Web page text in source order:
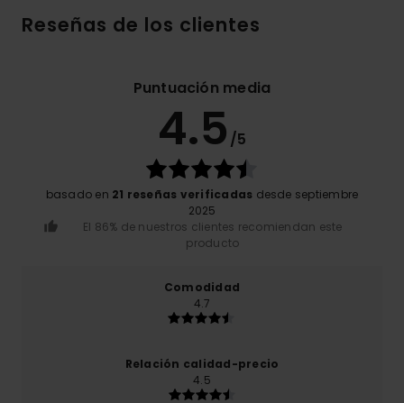
Reseñas de los clientes
Puntuación media
4.5 /5
basado en 21 reseñas verificadas desde septiembre
2025
El 86% de nuestros clientes recomiendan este
producto
Comodidad
4.7
Relación calidad-precio
4.5